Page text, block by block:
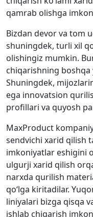
qamrab olishga
Bizdan devor va tom
shuningdek, turli xil
olishingiz mumkin.
chiqarishning boshqa
Shuningdek,
ega innovatsion
profillari va quyosh
MaxProduct
sendvichi xarid qilish
imkoniyatlar eshigini
ulgurji xarid qilish
narxda qurilish
qo‘lga kiritadilar.
liniyalari bizga qisqa
ishlab chiqarish